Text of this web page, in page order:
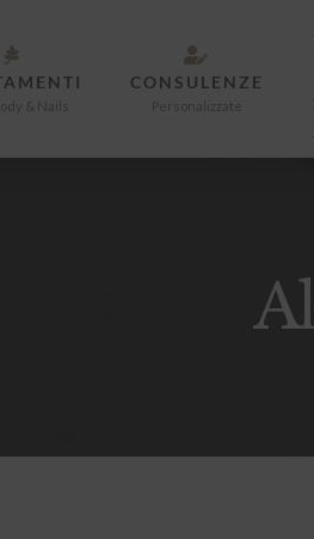
& Nails
CONSULENZE
Personalizzate